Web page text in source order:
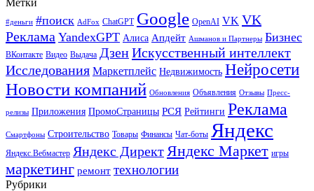
#деньги #поиск AdFox ChatGPT Google OpenAI VK VK
Реклама YandexGPT Алиса Апдейт Ашманов и Партнеры Бизнес
ВКонтакте Видео Выдача ДзенИскусственный интеллект
Исследования Маркетплейс Недвижимость Нейросети
Новости компаний Обновления Объявления Отзывы Пресс-
релизы Приложения ПромоСтраницы РСЯ Рейтинги Реклама
Смартфоны Строительство Товары Финансы Чат-боты Яндекс
Яндекс.Вебмастер Яндекс Директ Яндекс Маркет игры
маркетинг ремонт технологии
Рубрики